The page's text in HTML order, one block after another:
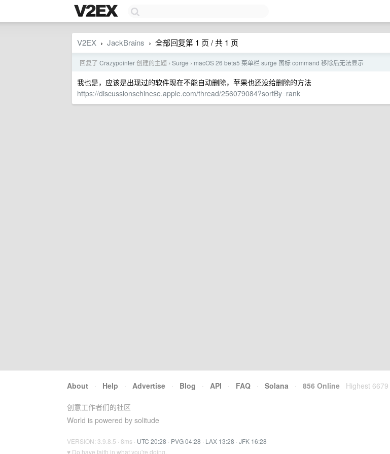
V2EX › JackBrains › 全部回复第 1 页 / 共 1 页
回复了 Crazypointer创建的主题 › Surge › macOS 26 beta5 菜单栏 surge 图标 command 移除后无法显示
我也是，应该是出现过的软件现在不能自动删除，苹果也还没给删除的方法
https://discussionschinese.apple.com/thread/256079084?sortBy=rank
About · Help · Advertise · Blog · API · FAQ · Solana · 856 Online Highest 6679
创意工作者们的社区
World is powered by solitude
VERSION: 3.9.8.5 · 8ms · UTC 20:28 · PVG 04:28 · LAX 13:28 · JFK 16:28
♥ Do have faith in what you're doing.